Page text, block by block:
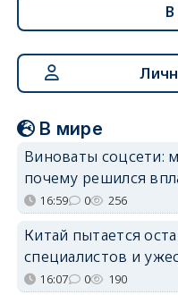
В мире
Виноваты соцсети:
почему решился
16:59 0 256
Китай пытается
специалистов и
16:07 0 190